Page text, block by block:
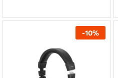
-10%